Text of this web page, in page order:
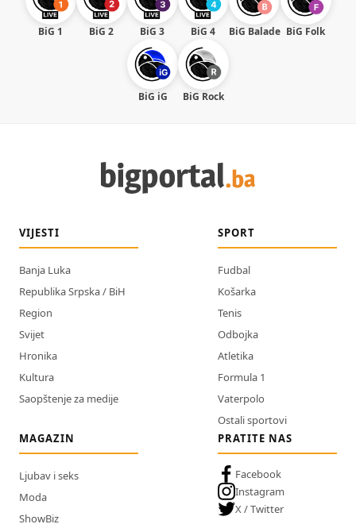
BiG 1 BiG 2 BiG 3 BiG 4 BiG Balade BiG Folk
BiG iG BiG Rock
VIJESTI
Banja Luka
Republika Srpska / BiH
Region
Svijet
Hronika
Kultura
Saopštenje za medije
SPORT
Fudbal
Košarka
Tenis
Odbojka
Atletika
Formula 1
Vaterpolo
Ostali sportovi
MAGAZIN
Ljubav i seks
Moda
ShowBiz
PRATITE NAS
Facebook
Instagram
X / Twitter